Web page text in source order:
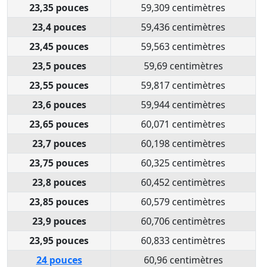
23,35 pouces
59,309 centimètres
23,4 pouces
59,436 centimètres
23,45 pouces
59,563 centimètres
23,5 pouces
59,69 centimètres
23,55 pouces
59,817 centimètres
23,6 pouces
59,944 centimètres
23,65 pouces
60,071 centimètres
23,7 pouces
60,198 centimètres
23,75 pouces
60,325 centimètres
23,8 pouces
60,452 centimètres
23,85 pouces
60,579 centimètres
23,9 pouces
60,706 centimètres
23,95 pouces
60,833 centimètres
24 pouces
60,96 centimètres